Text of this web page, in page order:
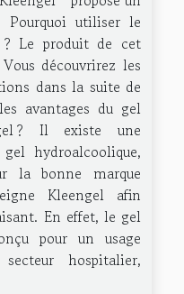
Pourquoi utiliser le
? Le produit de cet
découvrirez les
dans la suite de
avantages du gel
? Il existe une
hydroalcoolique,
la bonne marque
Kleengel afin
En effet, le gel
pour un usage
hospitalier,